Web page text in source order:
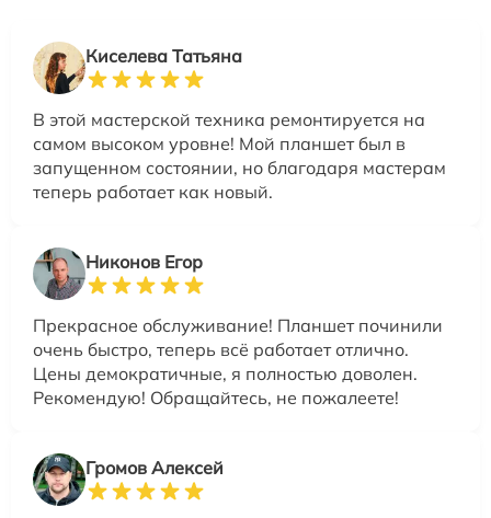
Киселева Татьяна
В этой мастерской техника ремонтируется на
самом высоком уровне! Мой планшет был в
запущенном состоянии, но благодаря мастерам
теперь работает как новый.
Никонов Егор
Прекрасное обслуживание! Планшет починили
очень быстро, теперь всё работает отлично.
Цены демократичные, я полностью доволен.
Рекомендую! Обращайтесь, не пожалеете!
Громов Алексей